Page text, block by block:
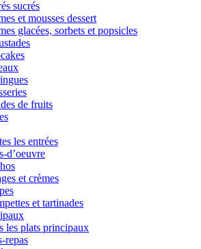
sucrés
et mousses dessert
glacées, sorbets et popsicles
de fruits
les entrées
d’oeuvre
et crèmes
et tartinades
les plats principaux
repas